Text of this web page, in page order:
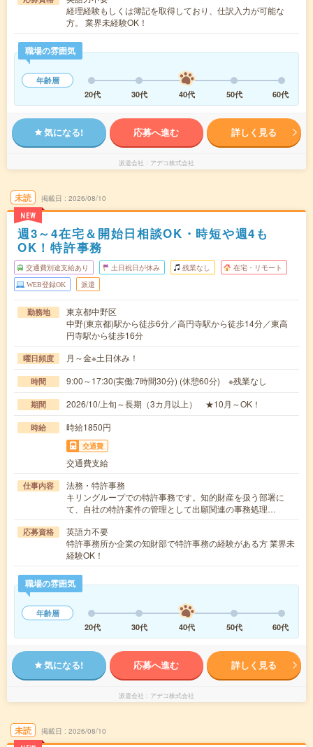
経理経験もしくは簿記を取得しており、仕訳入力が可能な
方。 業界未経験OK！
職場の雰囲気
年齢層
20代
30代 40代 50代 60代
気になる! 応募へ進む 詳しく見る
派遣会社 アデコ株式会社
未読
NEW
掲載日 2026/08/10
週3～4在宅＆開始日相談OK・時短や週4も
OK！特許事務
交通費別途支給あり 土日祝日が休み 残業なし 在宅・リモート
WEB登録OK 派遣
勤務地
東京都中野区
中野(東京都)駅から徒歩6分／高円寺駅から徒歩14分／東高
円寺駅から徒歩16分
曜日頻度 月～金※土日休み！
時間 9:00～17:30(実働:7時間30分) (休憩60分) ※残業なし
期間 2026/10/上旬～長期（3カ月以上） ★10月～OK！
時給 時給1850円
交通費
交通費支給
仕事内容
法務・特許事務
キリングループでの特許事務です。知的財産を扱う部署に
て、自社の特許案件の管理として出願関連の事務処理…
応募資格
英語力不要
特許事務所か企業の知財部で特許事務の経験がある方 業界未
経験OK！
職場の雰囲気
年齢層
20代
30代 40代 50代 60代
気になる! 応募へ進む 詳しく見る
派遣会社 アデコ株式会社
未読 掲載日 2026/08/10